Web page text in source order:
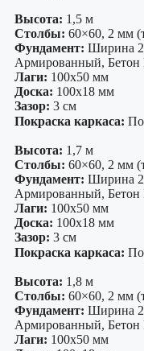
Высота: 1,5 м
Столбы: 60×60, 2 мм
Фундамент: Ширина
Армированный,
Лаги: 100х50 мм
Доска: 100х18 мм
Зазор: 3 см
Покраска каркаса:
Высота: 1,7 м
Столбы: 60×60, 2 мм
Фундамент: Ширина
Армированный,
Лаги: 100х50 мм
Доска: 100х18 мм
Зазор: 3 см
Покраска каркаса:
Высота: 1,8 м
Столбы: 60×60, 2 мм
Фундамент: Ширина
Армированный,
Лаги: 100х50 мм